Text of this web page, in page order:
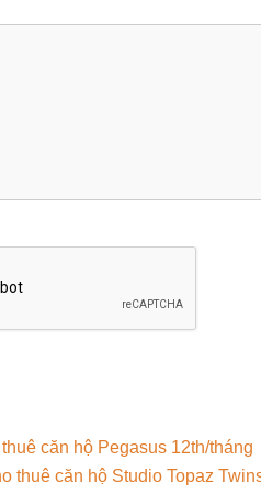
căn hộ Pegasus 12th/tháng
thuê căn hộ Studio Topaz